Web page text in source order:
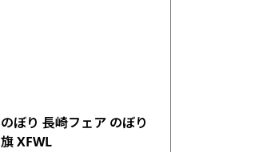
のぼり 長崎フェア のぼり
旗 XFWL